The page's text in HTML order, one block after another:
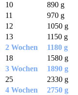
10
890 g
11
970 g
12
1050 g
13
1150 g
2 Wochen
1180 g
18
1580 g
3 Wochen
1890 g
25
2330 g
4 Wochen
2750 g